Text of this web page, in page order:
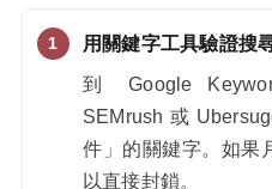
用關鍵字工具驗證搜
到 Google
SEMrush 或
件」的關鍵字。如果
以直接封鎖。